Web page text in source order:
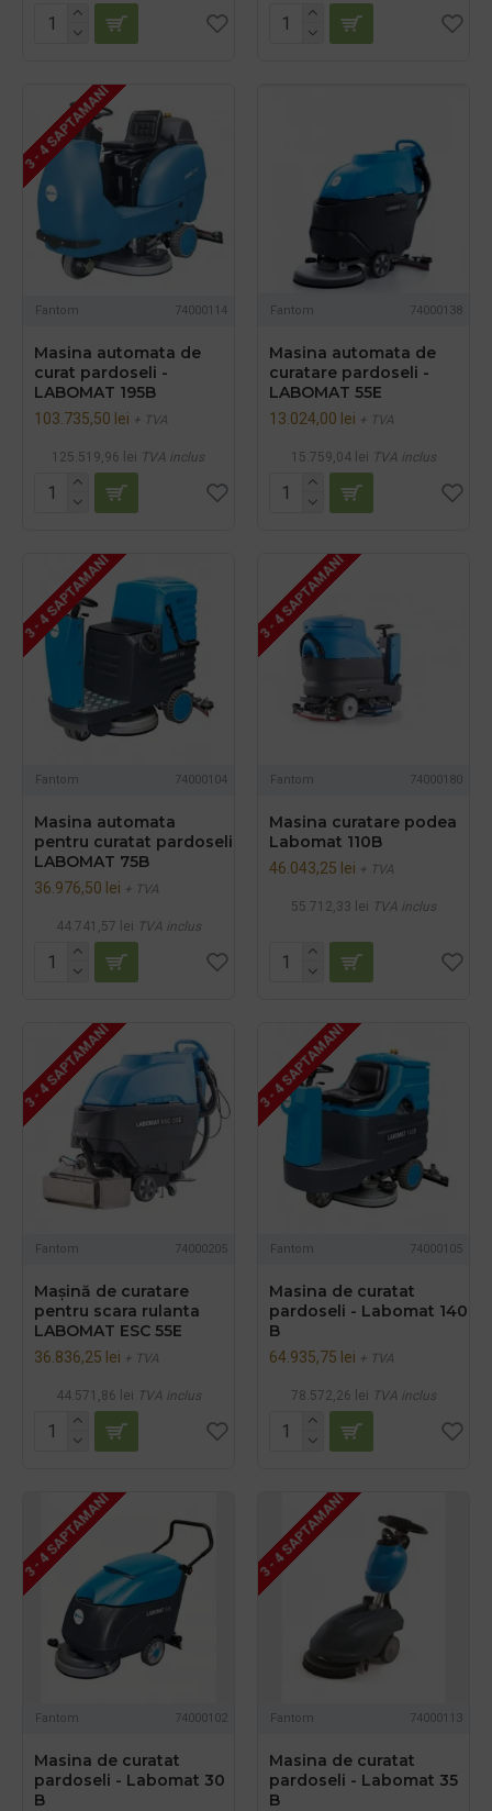
3 - 4 SAPTAMANI
Fantom 74000114
Masina automata de
curat pardoseli -
LABOMAT 195B
103.735,50 lei + TVA
125.519,96 lei TVA inclus
Fantom 74000138
Masina automata de
curatare pardoseli -
LABOMAT 55E
13.024,00 lei + TVA
15.759,04 lei TVA inclus
3 - 4 SAPTAMANI
Fantom 74000104
Masina automata
pentru curatat pardoseli
LABOMAT 75B
36.976,50 lei + TVA
44.741,57 lei TVA inclus
3 - 4 SAPTAMANI
Fantom 74000180
Masina curatare podea
Labomat 110B
46.043,25 lei + TVA
55.712,33 lei TVA inclus
3 - 4 SAPTAMANI
Fantom 74000205
Mașină de curatare
pentru scara rulanta
LABOMAT ESC 55E
36.836,25 lei + TVA
44.571,86 lei TVA inclus
3 - 4 SAPTAMANI
Fantom 74000105
Masina de curatat
pardoseli - Labomat 140
B
64.935,75 lei + TVA
78.572,26 lei TVA inclus
3 - 4 SAPTAMANI
Fantom 74000102
Masina de curatat
pardoseli - Labomat 30
B
3 - 4 SAPTAMANI
Fantom 74000113
Masina de curatat
pardoseli - Labomat 35
B